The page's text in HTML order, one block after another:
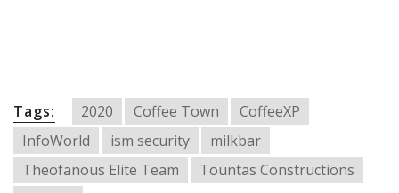
Tags: 2020 Coffee Town
CoffeeXP
InfoWorld
ism security
milkbar
Theofanous Elite Team
Tountas Constructions